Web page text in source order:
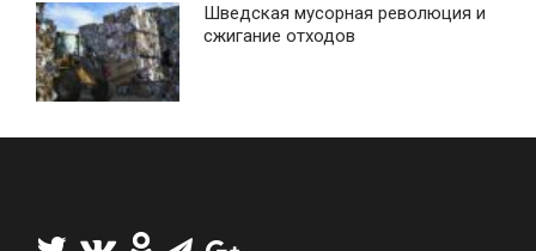
Шведская мусорная революция и
сжигание отходов